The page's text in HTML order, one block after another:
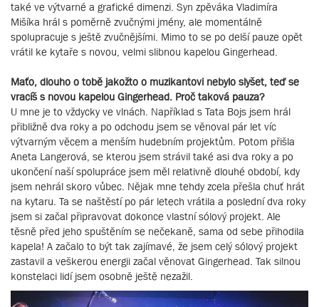
také ve výtvarné a grafické dimenzi. Syn zpěváka Vladimíra
Mišíka hrál s poměrně zvučnými jmény, ale momentálně
spolupracuje s ještě zvučnějšími. Mimo to se po delší pauze opět
vrátil ke kytaře s novou, velmi slibnou kapelou Gingerhead.
Maťo, dlouho o tobě jakožto o muzikantovi nebylo slyšet, teď se
vracíš s novou kapelou Gingerhead. Proč taková pauza?
U mne je to vždycky ve vlnách. Například s Tata Bojs jsem hrál
přibližně dva roky a po odchodu jsem se věnoval pár let víc
výtvarným věcem a menším hudebním projektům. Potom přišla
Aneta Langerová, se kterou jsem strávil také asi dva roky a po
ukončení naší spolupráce jsem měl relativně dlouhé období, kdy
jsem nehrál skoro vůbec. Nějak mne tehdy zcela přešla chuť hrát
na kytaru. Ta se naštěstí po pár letech vrátila a poslední dva roky
jsem si začal připravovat dokonce vlastní sólový projekt. Ale
těsně před jeho spuštěním se nečekaně, sama od sebe přihodila
kapela! A začalo to být tak zajímavé, že jsem celý sólový projekt
zastavil a veškerou energii začal věnovat Gingerhead. Tak silnou
konstelaci lidí jsem osobně ještě nezažil.